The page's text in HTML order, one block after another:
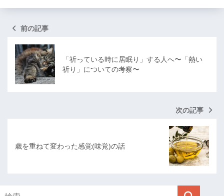
前の記事
「祈っている時に居眠り」する人へ〜「熱い
祈り」についての考察〜
次の記事
歳を重ねて変わった感覚(味覚)の話